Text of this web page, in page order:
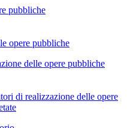
pubbliche
opere pubbliche
delle opere pubbliche
di realizzazione delle opere